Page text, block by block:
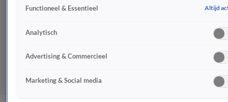
Functioneel & Essentieel Altijd
Analytisch
Advertising & Commercieel
Marketing & Social media